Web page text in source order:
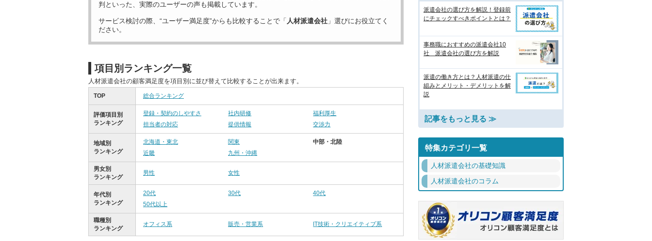
判といった、実際のユーザーの声も掲載しています。
サービス検討の際、“ユーザー満足度”からも比較することで「 人材派遣会社 」選びにお役立てく
ださい。
項目別ランキング一覧
人材派遣会社の顧客満足度を項目別に並び替えて比較することが出来ます。
TOP 総合ランキング
評価項目別
ランキング
登録・契約のしやすさ 社内研修
福利厚生
担当者の対応
提供情報 交渉力
地域別
ランキング
北海道・東北 関東
中部・北陸
近畿
九州・沖縄
男女別
ランキング
男性 女性
年代別
ランキング
20代 30代
40代
50代以上
職種別
ランキング
オフィス系 販売・営業系 IT技術・クリエイティブ系
派遣会社の選び方を解説！登録前
にチェックすべきポイントとは？
事務職におすすめの派遣会社10
社 派遣会社の選び方を解説
派遣の働き方とは？人材派遣の仕
組みとメリット・デメリットを解
説
記事をもっと見る ≫
特集カテゴリ一覧
人材派遣会社の基礎知識
人材派遣会社のコラム